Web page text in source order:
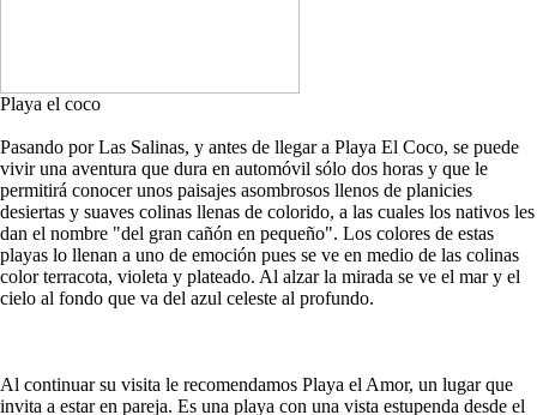
Playa el coco
Pasando por Las Salinas, y antes de llegar a Playa El Coco, se puede
vivir una aventura que dura en automóvil sólo dos horas y que le
permitirá conocer unos paisajes asombrosos llenos de planicies
desiertas y suaves colinas llenas de colorido, a las cuales los nativos les
dan el nombre "del gran cañón en pequeño". Los colores de estas
playas lo llenan a uno de emoción pues se ve en medio de las colinas
color terracota, violeta y plateado. Al alzar la mirada se ve el mar y el
cielo al fondo que va del azul celeste al profundo.
Al continuar su visita le recomendamos Playa el Amor, un lugar que
invita a estar en pareja. Es una playa con una vista estupenda desde el